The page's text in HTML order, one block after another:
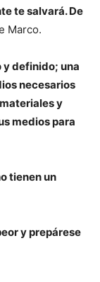
te salvará. De
Marco.
y definido; una
necesarios
y
medios para
tienen un
y prepárese